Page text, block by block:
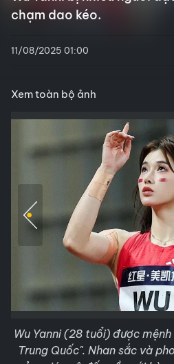
chạm dao kéo.
11/08/2025 01:00
Xem toàn bộ ảnh
Wu Yanni (28 tuổi) được
Trung Quốc". Nhan sắc và